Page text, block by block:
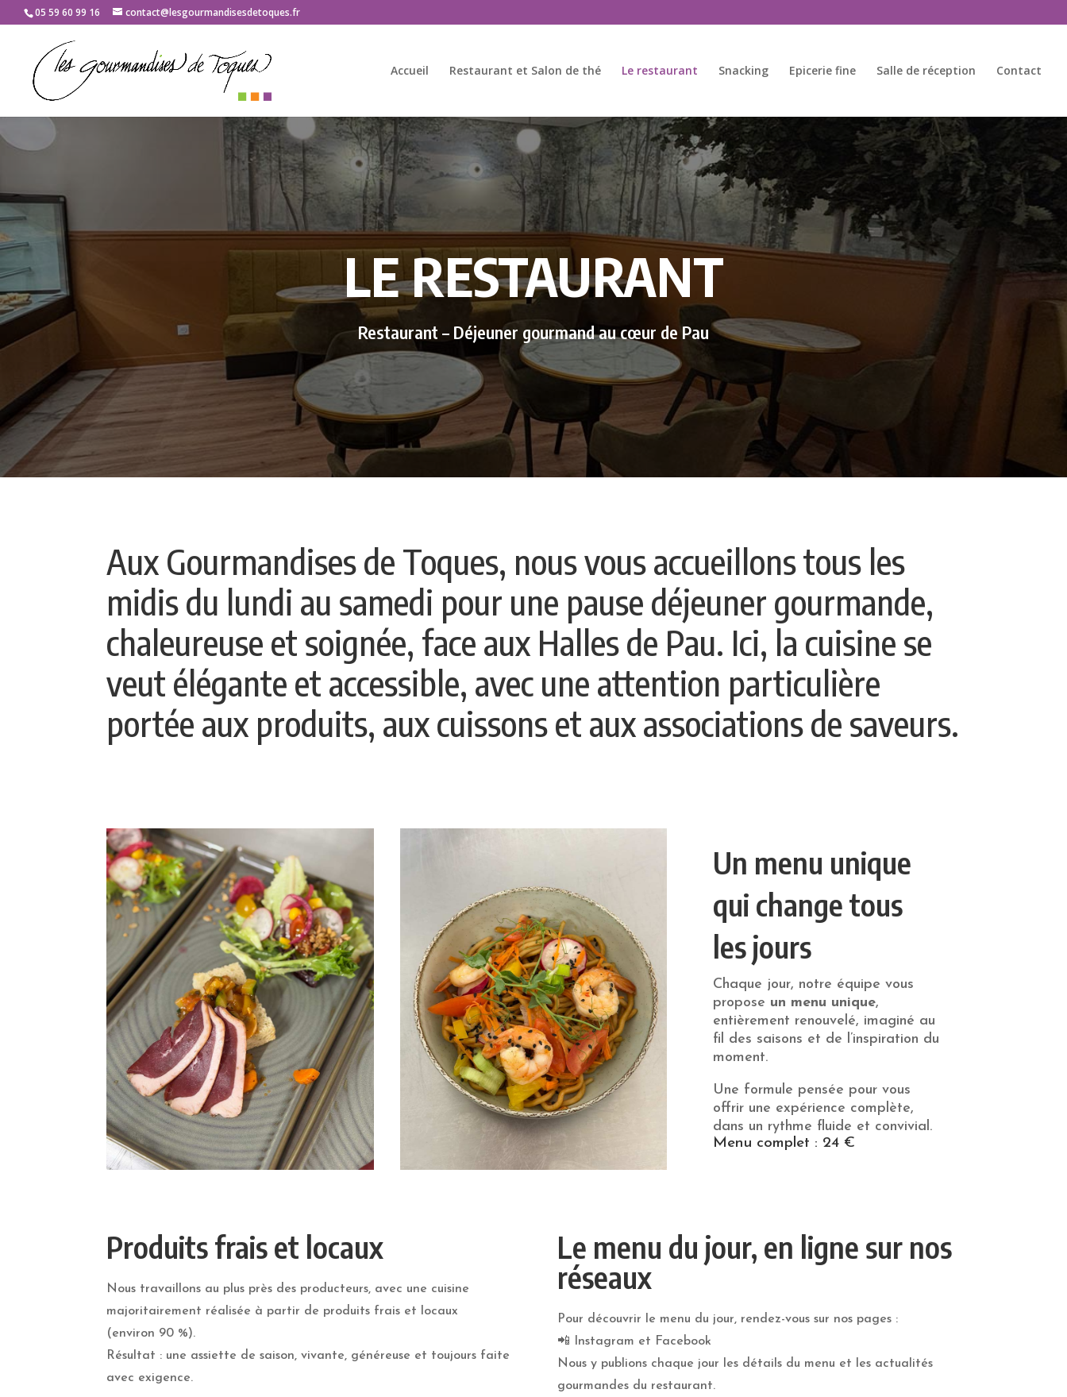
05 59 60 99 16 contact@lesgourmandisesdetoques.fr
Accueil Restaurant et Salon de thé Le restaurant Snacking Epicerie fine Salle de réception Contact
LE RESTAURANT
Restaurant – Déjeuner gourmand au cœur de Pau
Aux Gourmandises de Toques, nous vous accueillons tous les
midis du lundi au samedi pour une pause déjeuner gourmande,
chaleureuse et soignée, face aux Halles de Pau. Ici, la cuisine se
veut élégante et accessible, avec une attention particulière
portée aux produits, aux cuissons et aux associations de saveurs.
Un menu unique
qui change tous
les jours
Chaque jour, notre équipe vous
propose un menu unique,
entièrement renouvelé, imaginé au
fil des saisons et de l’inspiration du
moment.
Une formule pensée pour vous
offrir une expérience complète,
dans un rythme fluide et convivial.
Menu complet : 24 €
Produits frais et locaux
Nous travaillons au plus près des producteurs, avec une cuisine
majoritairement réalisée à partir de produits frais et locaux
(environ 90 %).
Résultat : une assiette de saison, vivante, généreuse et toujours faite
avec exigence.
Le menu du jour, en ligne sur nos
réseaux
Pour découvrir le menu du jour, rendez-vous sur nos pages :
📲 Instagram et Facebook
Nous y publions chaque jour les détails du menu et les actualités
gourmandes du restaurant.